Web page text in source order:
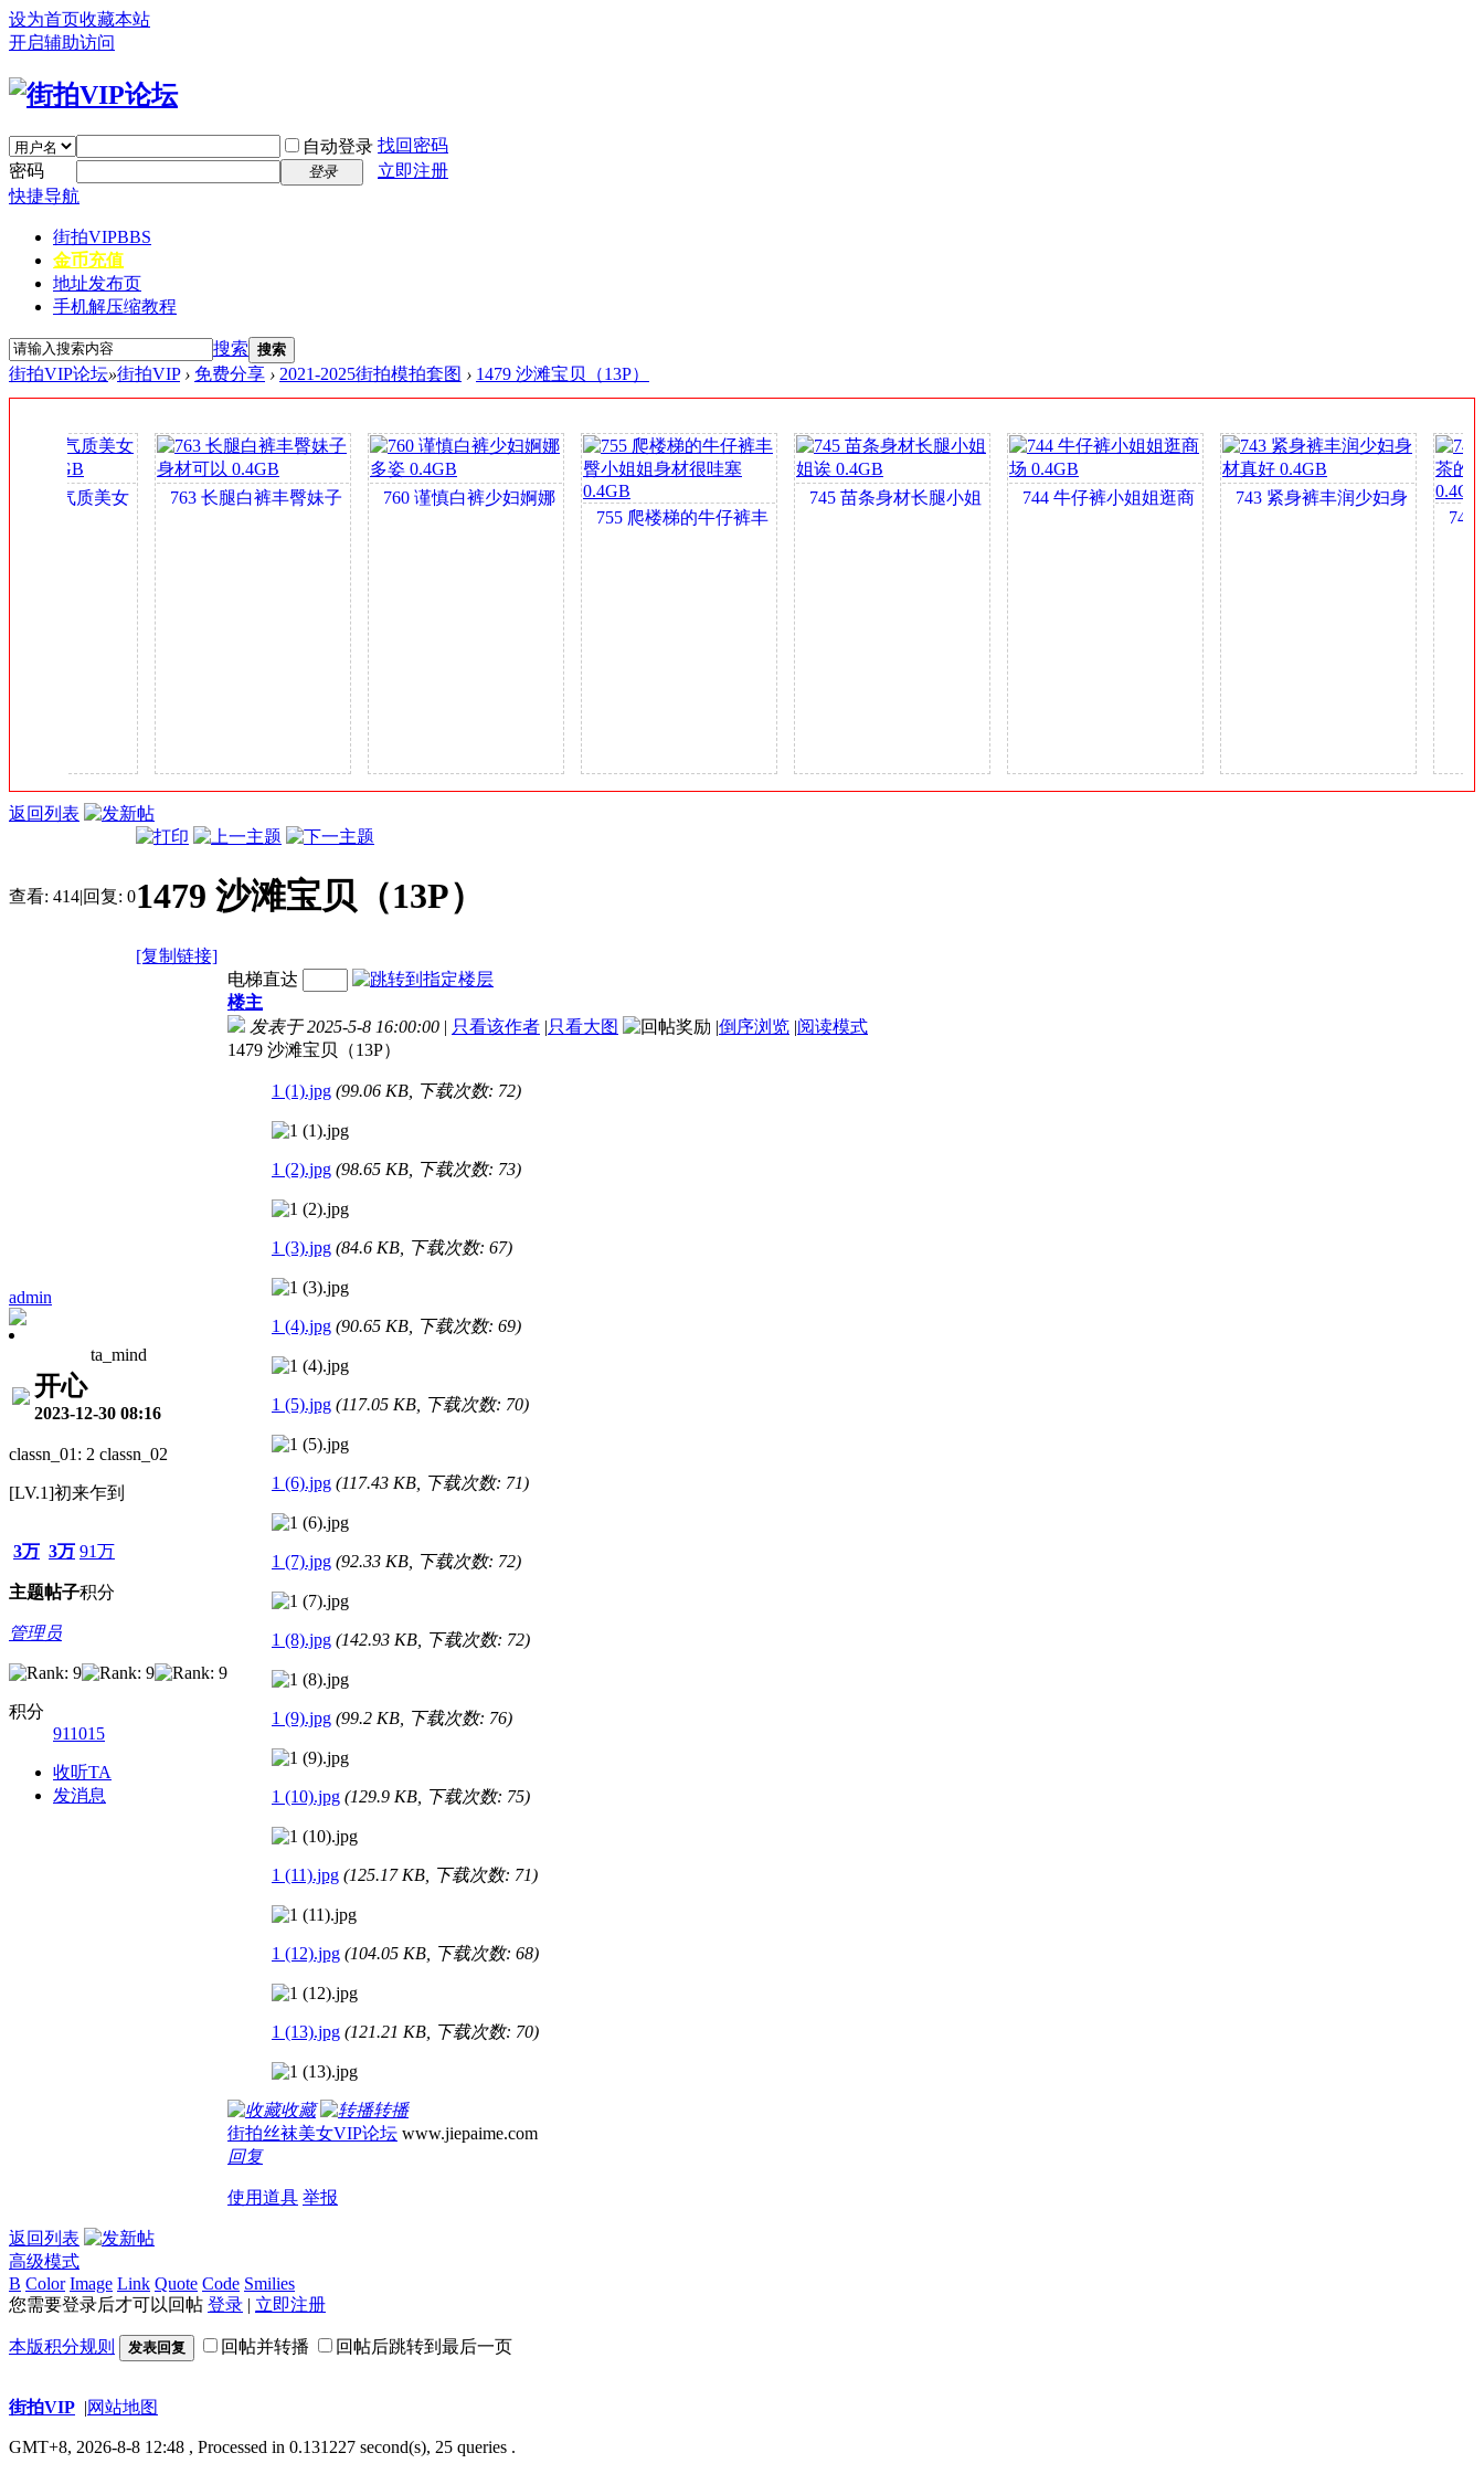
设为首页收藏本站
开启辅助访问
自动登录 找回密码
密码
登录
立即注册
快捷导航
街拍VIPBBS
金币充值
地址发布页
手机解压缩教程
搜索 搜索
街拍VIP论坛»街拍VIP › 免费分享 › 2021-2025街拍模拍套图 › 1479 沙滩宝贝（13P）
肥乳气质美女
763 长腿白裤丰臀妹子
760 谨慎白裤少妇婀娜
755 爬楼梯的牛仔裤丰
745 苗条身材长腿小姐
744 牛仔裤小姐姐逛商
743 紧身裤丰润少妇身
740
返回列表
查看: 414|回复: 01479 沙滩宝贝（13P）
[复制链接]
admin
ta_mind
开心
2023-12-30 08:16
classn_01: 2 classn_02
[LV.1]初来乍到
3万
主题
3万
帖子
91万
积分
管理员
积分
911015
收听TA
发消息
电梯直达
楼主
发表于 2025-5-8 16:00:00 | 只看该作者 |只看大图 |倒序浏览 |阅读模式
1479 沙滩宝贝（13P）
1 (1).jpg (99.06 KB, 下载次数: 72)
1 (2).jpg (98.65 KB, 下载次数: 73)
1 (3).jpg (84.6 KB, 下载次数: 67)
1 (4).jpg (90.65 KB, 下载次数: 69)
1 (5).jpg (117.05 KB, 下载次数: 70)
1 (6).jpg (117.43 KB, 下载次数: 71)
1 (7).jpg (92.33 KB, 下载次数: 72)
1 (8).jpg (142.93 KB, 下载次数: 72)
1 (9).jpg (99.2 KB, 下载次数: 76)
1 (10).jpg (129.9 KB, 下载次数: 75)
1 (11).jpg (125.17 KB, 下载次数: 71)
1 (12).jpg (104.05 KB, 下载次数: 68)
1 (13).jpg (121.21 KB, 下载次数: 70)
收藏
转播
街拍丝袜美女VIP论坛 www.jiepaime.com
回复
使用道具 举报
返回列表
高级模式
B Color Image Link Quote Code Smilies
您需要登录后才可以回帖 登录 | 立即注册
本版积分规则 发表回复 回帖并转播 回帖后跳转到最后一页
街拍VIP |网站地图
GMT+8, 2026-8-8 12:48 , Processed in 0.131227 second(s), 25 queries .